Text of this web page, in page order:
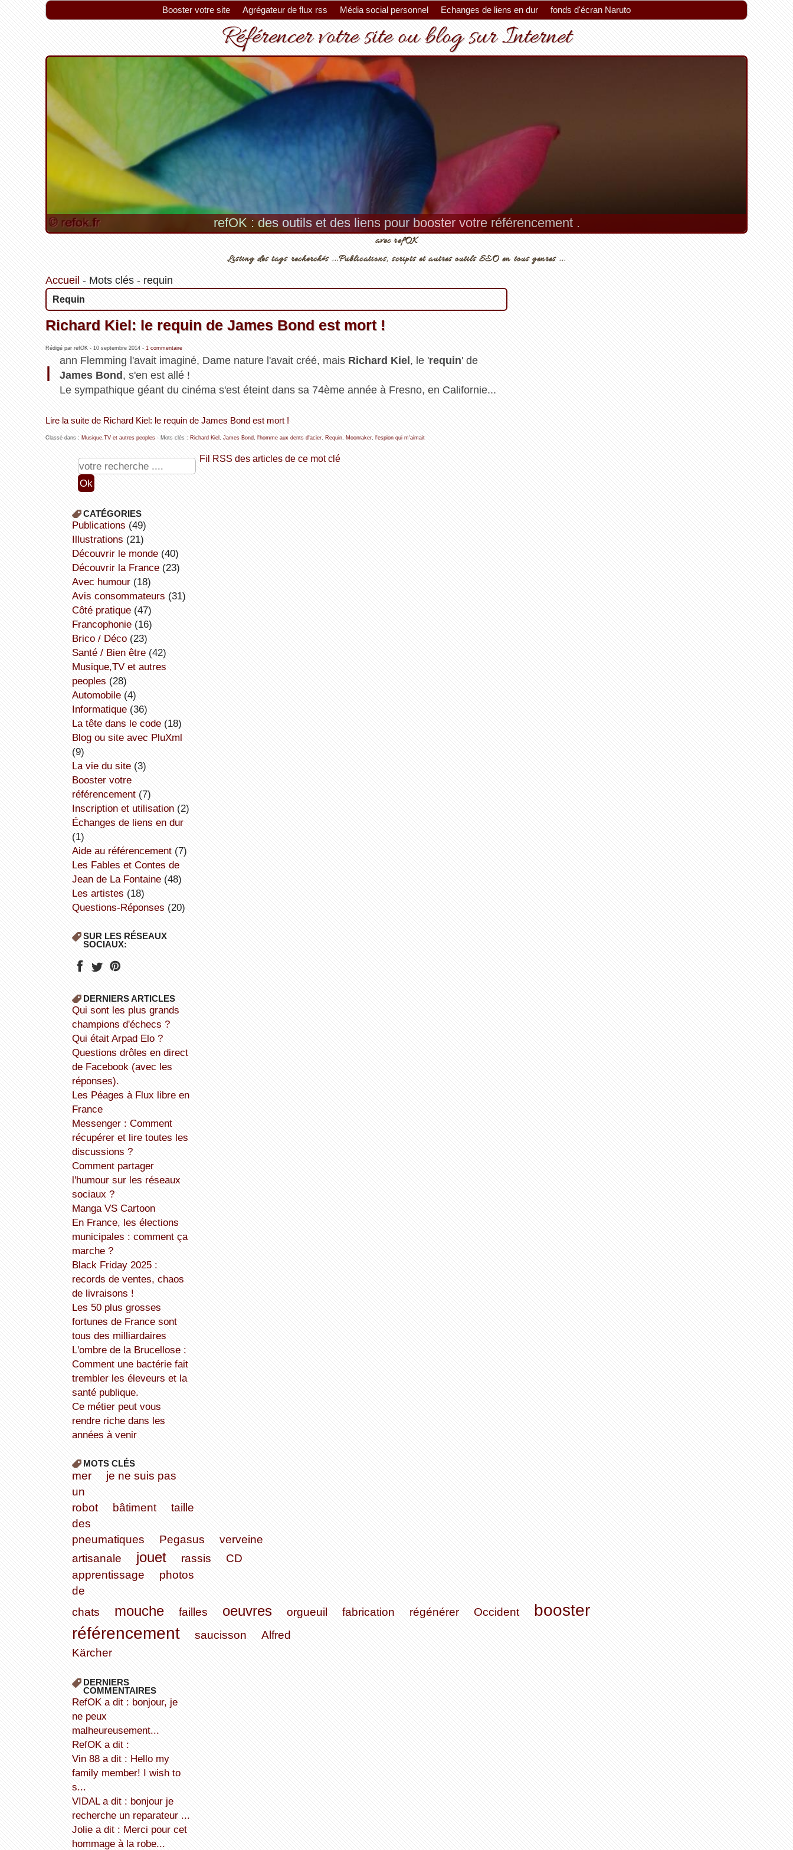
Booster votre site Agrégateur de flux rss Média social personnel Echanges de liens en dur fonds d'écran Naruto
Référencer votre site ou blog sur Internet
refOK : des outils et des liens pour booster votre référencement .
avec refOK
Listing des tags recherchés ...Publications, scripts et autres outils SEO en tous genres ...
Accueil - Mots clés- requin
Requin
Richard Kiel: le requin de James Bond est mort !
Rédigé par refOK - 10 septembre 2014- 1 commentaire
I
ann Flemming l'avait imaginé, Dame nature l'avait créé, mais Richard Kiel , le 'requin' de
James Bond , s'en est allé !
Le sympathique géant du cinéma s'est éteint dans sa 74ème année à Fresno, en Californie...
Lire la suite de Richard Kiel: le requin de James Bond est mort !
Classé dans : Musique,TV et autres peoples- Mots clés : Richard Kiel , James Bond, l'homme aux dents d'acier, Requin, Moonraker, l'espion qui m'aimait
Fil RSS des articles de ce mot clé
CATÉGORIES
publications (49)
illustrations (21)
découvrir le monde(40)
découvrir la France(23)
avec humour(18)
avis consommateurs (31)
côté pratique(47)
Francophonie(16)
Brico / Déco(23)
Santé / Bien être(42)
Musique,TV et autres
peoples (28)
Automobile(4)
informatique(36)
la tête dans le code(18)
Blog ou site avec PluXml
(9)
la vie du site(3)
booster votre
référencement(7)
inscription et utilisation(2)
échanges de liens en dur
(1)
aide au référencement(7)
Les Fables et Contes de
Jean de La Fontaine(48)
Les artistes (18)
Questions-Réponses (20)
SUR LES RÉSEAUX
SOCIAUX:
DERNIERS ARTICLES
Qui sont les plus grands
champions d'échecs ?
Qui était Arpad Elo ?
Questions drôles en direct
de Facebook (avec les
réponses).
Les Péages à Flux libre en
France
Messenger : Comment
récupérer et lire toutes les
discussions ?
Comment partager
l'humour sur les réseaux
sociaux ?
Manga VS Cartoon
En France, les élections
municipales : comment ça
marche ?
Black Friday 2025 :
records de ventes, chaos
de livraisons !
Les 50 plus grosses
fortunes de France sont
tous des milliardaires
L'ombre de la Brucellose :
Comment une bactérie fait
trembler les éleveurs et la
santé publique.
Ce métier peut vous
rendre riche dans les
années à venir
MOTS CLÉS
mer
je ne suis pas
un
robot
bâtiment
taille
des
pneumatiques
Pegasus
verveine
artisanale
jouet rassis
CD
apprentissage
photos
de
chats
mouche failles oeuvres orgueuil fabrication régénérer Occident
booster
référencement
saucisson
Alfred
Kärcher
DERNIERS
COMMENTAIRES
refOK a dit : bonjour, je
ne peux
malheureusement...
refOK a dit :
Vin 88 a dit : Hello my
family member! I wish to
s...
VIDAL a dit : bonjour je
recherche un reparateur ...
Jolie a dit : Merci pour cet
hommage à la robe...